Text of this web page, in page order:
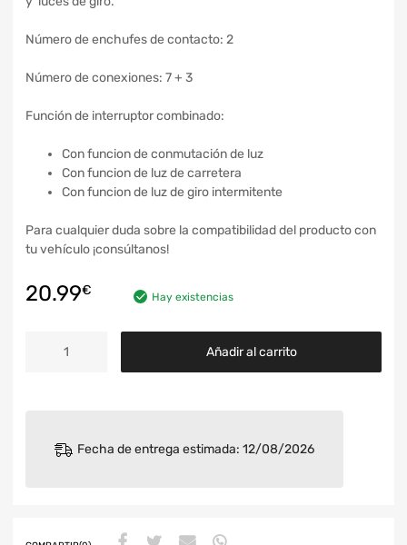
Número de enchufes de contacto: 2
Número de conexiones: 7 + 3
Función de interruptor combinado:
Con funcion de conmutación de luz
Con funcion de luz de carretera
Con funcion de luz de giro intermitente
Para cualquier duda sobre la compatibilidad del producto con
tu vehículo ¡consúltanos!
20.99€ Hay existencias
Añadir al carrito
Fecha de entrega estimada: 12/08/2026